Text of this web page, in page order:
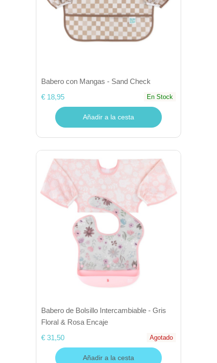
Babero con Mangas - Sand Check
€ 18,95
En Stock
Añadir a la cesta
Babero de Bolsillo Intercambiable - Gris
Floral & Rosa Encaje
€ 31,50
Agotado
Añadir a la cesta